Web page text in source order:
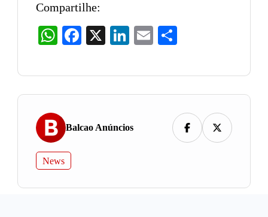
Compartilhe:
WhatsAppFacebook LinkedIn
Email
Balcao Anúncios
News